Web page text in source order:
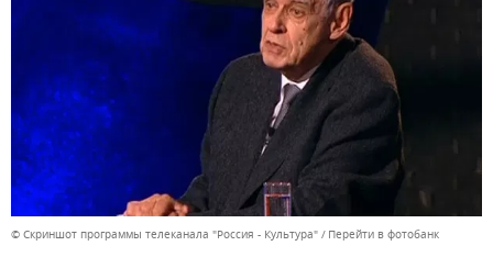
© Скриншот программы телеканала "Россия - Культура" Перейти в фотобанк